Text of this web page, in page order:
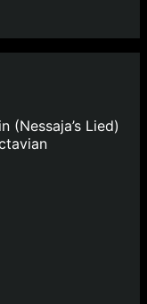
(Nessaja’s Lied)